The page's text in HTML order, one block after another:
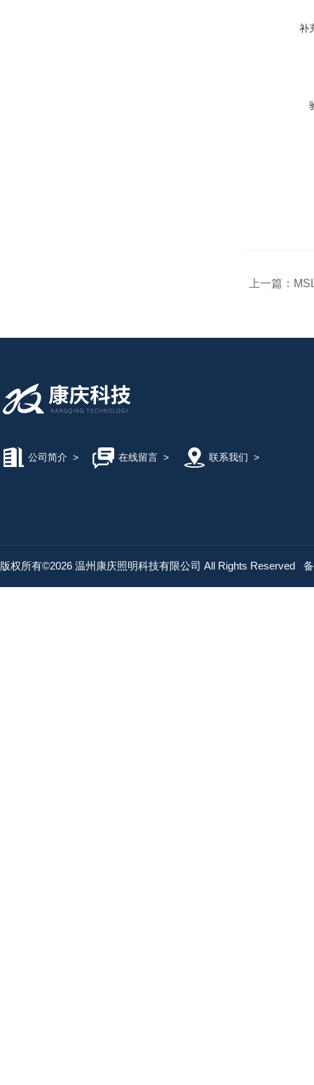
补
上一篇：
公司简介 > 在线留言> 联系我们 >
版权所有©2026 温州康庆照明科技有限公司 All Rights Reserved